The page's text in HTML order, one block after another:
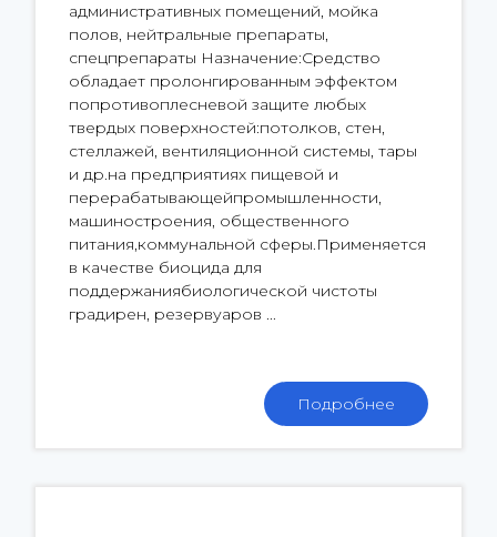
административных помещений, мойка
полов, нейтральные препараты,
спецпрепараты Назначение:Средство
обладает пролонгированным эффектом
попротивоплесневой защите любых
твердых поверхностей:потолков, стен,
стеллажей, вентиляционной системы, тары
и др.на предприятиях пищевой и
перерабатывающейпромышленности,
машиностроения, общественного
питания,коммунальной сферы.Применяется
в качестве биоцида для
поддержаниябиологической чистоты
градирен, резервуаров ...
Подробнее